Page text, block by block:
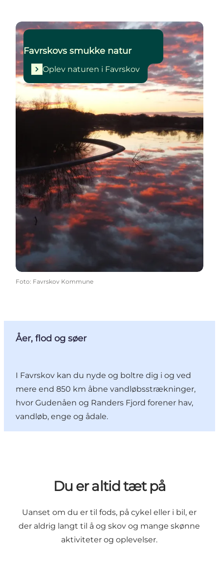
Oplev naturen i Favrskov
Favrskovs smukke natur
Oplev naturen i Favrskov
Foto: Favrskov Kommune
Åer, flod og søer
I Favrskov kan du nyde og boltre dig i og ved
mere end 850 km åbne vandløbsstrækninger,
hvor Gudenåen og Randers Fjord forener hav,
vandløb, enge og ådale.
Du er altid tæt på
Uanset om du er til fods, på cykel eller i bil, er
der aldrig langt til å og skov og mange skønne
aktiviteter og oplevelser.